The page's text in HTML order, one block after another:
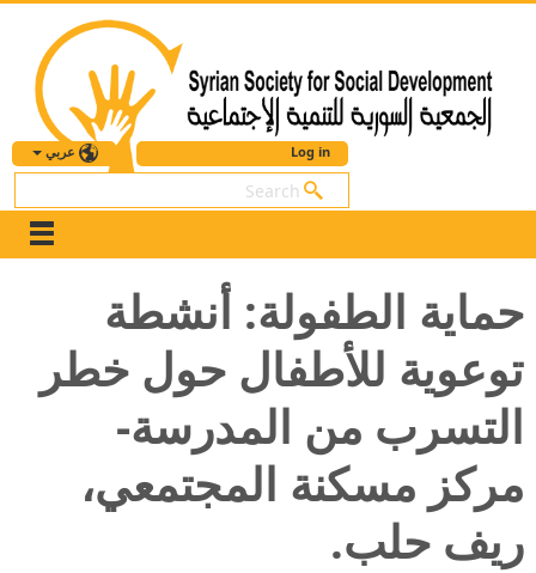
عربي Log in
بحث
حماية الطفولة: أنشطة
توعوية للأطفال حول خطر
التسرب من المدرسة-
مركز مسكنة المجتمعي،
ريف حلب.